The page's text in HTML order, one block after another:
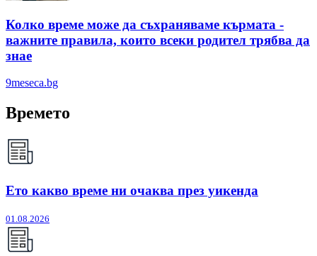
Колко време може да съхраняваме кърмата -
важните правила, които всеки родител трябва да
знае
9meseca.bg
Времето
Ето какво време ни очаква през уикенда
01.08.2026